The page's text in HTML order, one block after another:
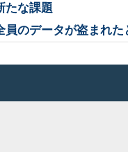
たな課題
のデータが盗まれた